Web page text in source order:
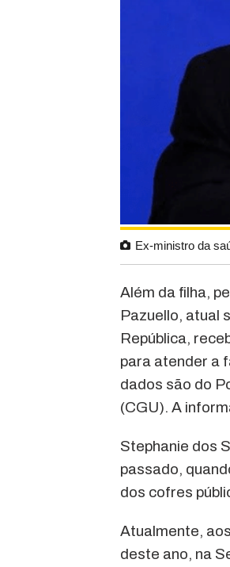
Ex-ministro da
Além da filha,
Pazuello, atual
República,
para atender a
dados são do
(CGU). A
Stephanie dos
passado,
dos cofres
Atualmente,
deste ano, na